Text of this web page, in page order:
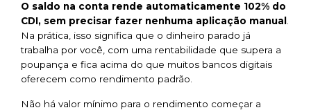
O saldo na conta rende automaticamente 102% do
CDI, sem precisar fazer nenhuma aplicação manual
Na prática, isso significa que o dinheiro parado já
trabalha por você, com uma rentabilidade que supera a
poupança e fica acima do que muitos bancos digitais
oferecem como rendimento padrão.
Não há valor mínimo para o rendimento começar a